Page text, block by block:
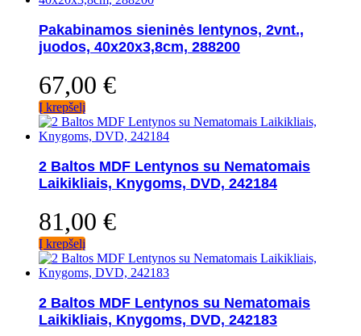
Pakabinamos sieninės lentynos, 2vnt.,
juodos, 40x20x3,8cm, 288200
67,00 €
Į krepšelį
2 Baltos MDF Lentynos su Nematomais
Laikikliais, Knygoms, DVD, 242184
81,00 €
Į krepšelį
2 Baltos MDF Lentynos su Nematomais
Laikikliais, Knygoms, DVD, 242183